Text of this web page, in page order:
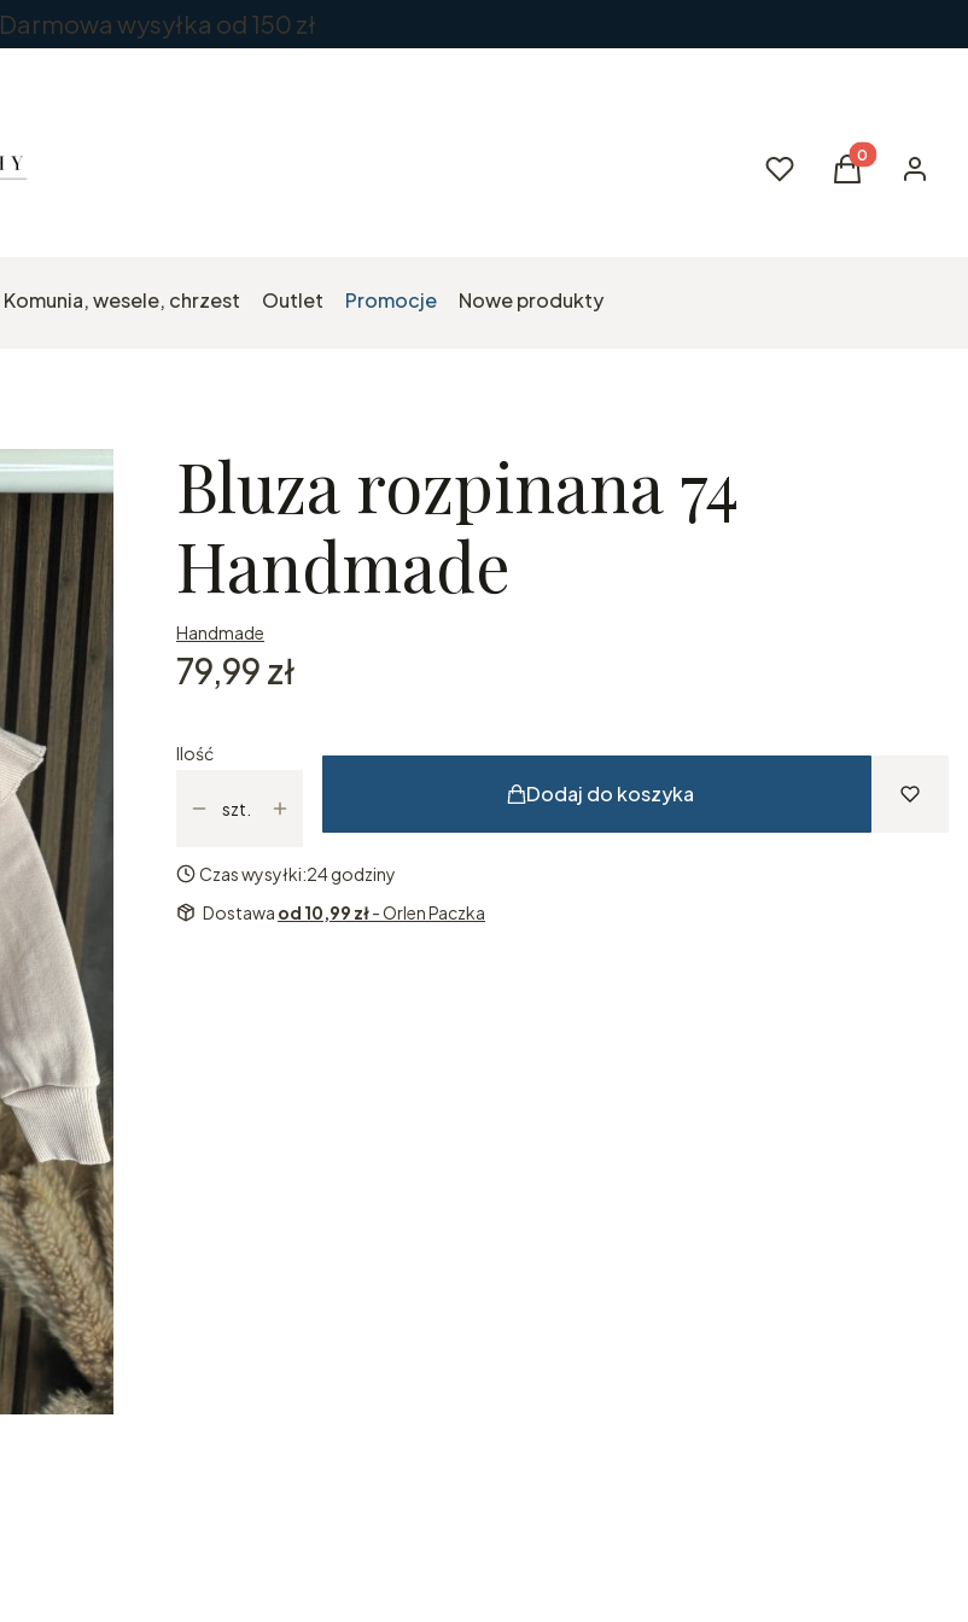
Darmowa wysyłka od 150 zł
UlubioneProdukty w
Koszyk
Komunia, wesele, chrzest Outlet Promocje Nowe produkty
Bluza rozpinana 74
Handmade
Handmade
Cena
79,99 zł
Ilość
szt.
Dodaj do koszyka
Czas wysyłki:24 godziny
Dostawa od 10,99 zł- Orlen Paczka